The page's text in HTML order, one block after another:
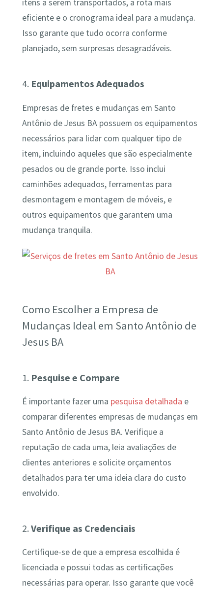
itens a serem transportados, a rota mais
eficiente e o cronograma ideal para a mudança.
Isso garante que tudo ocorra conforme
planejado, sem surpresas desagradáveis.
4. Equipamentos Adequados
Empresas de fretes e mudanças em Santo
Antônio de Jesus BA possuem os equipamentos
necessários para lidar com qualquer tipo de
item, incluindo aqueles que são especialmente
pesados ou de grande porte. Isso inclui
caminhões adequados, ferramentas para
desmontagem e montagem de móveis, e
outros equipamentos que garantem uma
mudança tranquila.
Como Escolher a Empresa de
Mudanças Ideal em Santo Antônio de
Jesus BA
1. Pesquise e Compare
É importante fazer uma pesquisa detalhada e
comparar diferentes empresas de mudanças em
Santo Antônio de Jesus BA. Verifique a
reputação de cada uma, leia avaliações de
clientes anteriores e solicite orçamentos
detalhados para ter uma ideia clara do custo
envolvido.
2. Verifique as Credenciais
Certifique-se de que a empresa escolhida é
licenciada e possui todas as certificações
necessárias para operar. Isso garante que você